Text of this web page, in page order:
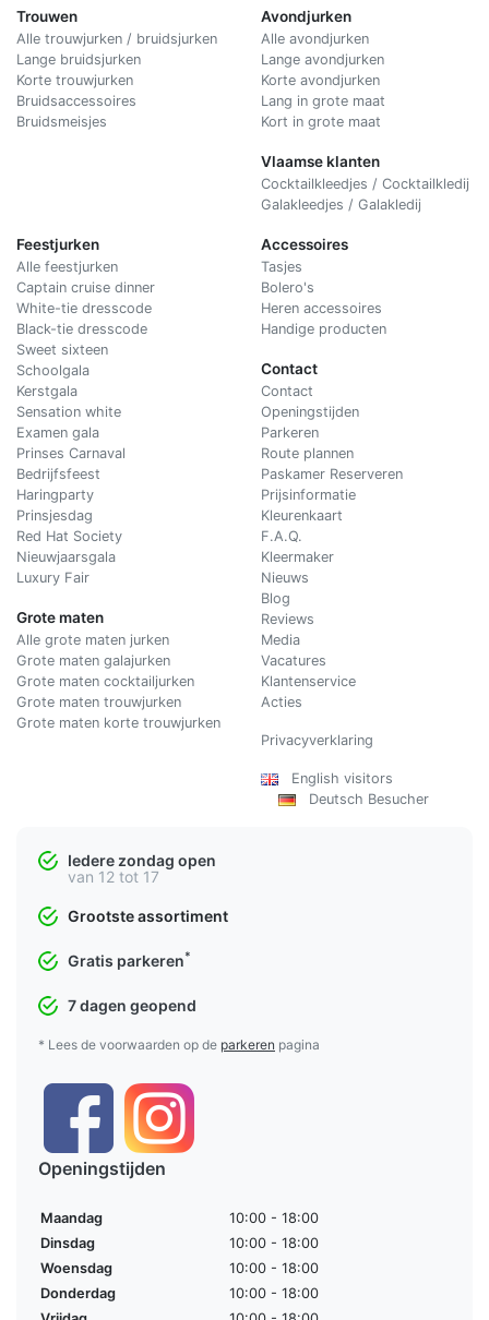
Trouwen
Alle trouwjurken / bruidsjurken
Lange bruidsjurken
Korte trouwjurken
Bruidsaccessoires
Bruidsmeisjes
Avondjurken
Alle avondjurken
Lange avondjurken
Korte avondjurken
Lang in grote maat
Kort in grote maat
Vlaamse klanten
Cocktailkleedjes / Cocktailkledij
Galakleedjes / Galakledij
Feestjurken
Alle feestjurken
Captain cruise dinner
White-tie dresscode
Black-tie dresscode
Sweet sixteen
Schoolgala
Kerstgala
Sensation white
Examen gala
Prinses Carnaval
Bedrijfsfeest
Haringparty
Prinsjesdag
Red Hat Society
Nieuwjaarsgala
Luxury Fair
Grote maten
Alle grote maten jurken
Grote maten galajurken
Grote maten cocktailjurken
Grote maten trouwjurken
Grote maten korte trouwjurken
Accessoires
Tasjes
Bolero's
Heren accessoires
Handige producten
Contact
Contact
Openingstijden
Parkeren
Route plannen
Paskamer Reserveren
Prijsinformatie
Kleurenkaart
F.A.Q.
Kleermaker
Nieuws
Blog
Reviews
Media
Vacatures
Klantenservice
Acties
Privacyverklaring
English visitors
Deutsch Besucher
Iedere zondag open
van 12 tot 17
Grootste assortiment
Gratis parkeren*
7 dagen geopend
* Lees de voorwaarden op de parkeren pagina
Openingstijden
Maandag
10:00 - 18:00
Dinsdag
10:00 - 18:00
Woensdag
10:00 - 18:00
Donderdag
10:00 - 18:00